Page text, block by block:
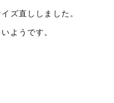
ズ直ししました。
ようです。